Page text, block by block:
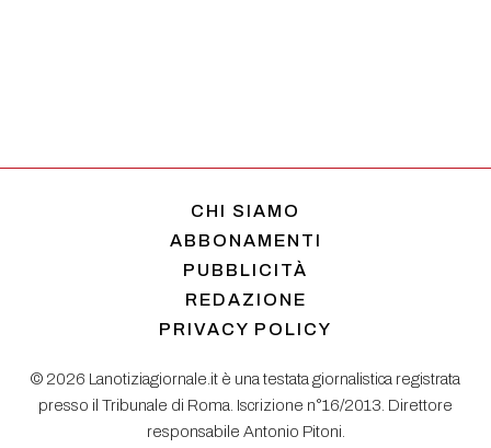
CHI SIAMO
ABBONAMENTI
PUBBLICITÀ
REDAZIONE
PRIVACY POLICY
© 2026 Lanotiziagiornale.it è una testata giornalistica registrata
presso il Tribunale di Roma. Iscrizione n°16/2013. Direttore
responsabile Antonio Pitoni.